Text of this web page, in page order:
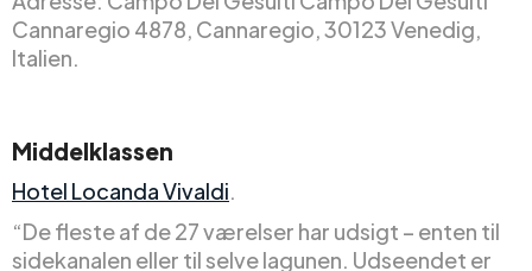
Cannaregio 4878, Cannaregio, 30123 Venedig,
Italien.
Middelklassen
Hotel Locanda Vivaldi.
“De fleste af de 27 værelser har udsigt – enten til
sidekanalen eller til selve lagunen. Udseendet er